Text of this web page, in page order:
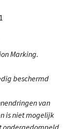
Marking.
beschermd
van
is niet mogelijk